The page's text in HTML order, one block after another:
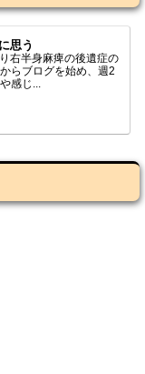
思う
右半身麻痺の後遺症の
らブログを始め、週2
感じ...